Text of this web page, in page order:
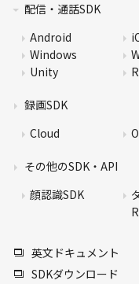
配信・通話SDK
Android
Windows
Unity
録画SDK
Cloud
その他のSDK・API
顔認識SDK
英文ドキュメント
SDKダウンロード